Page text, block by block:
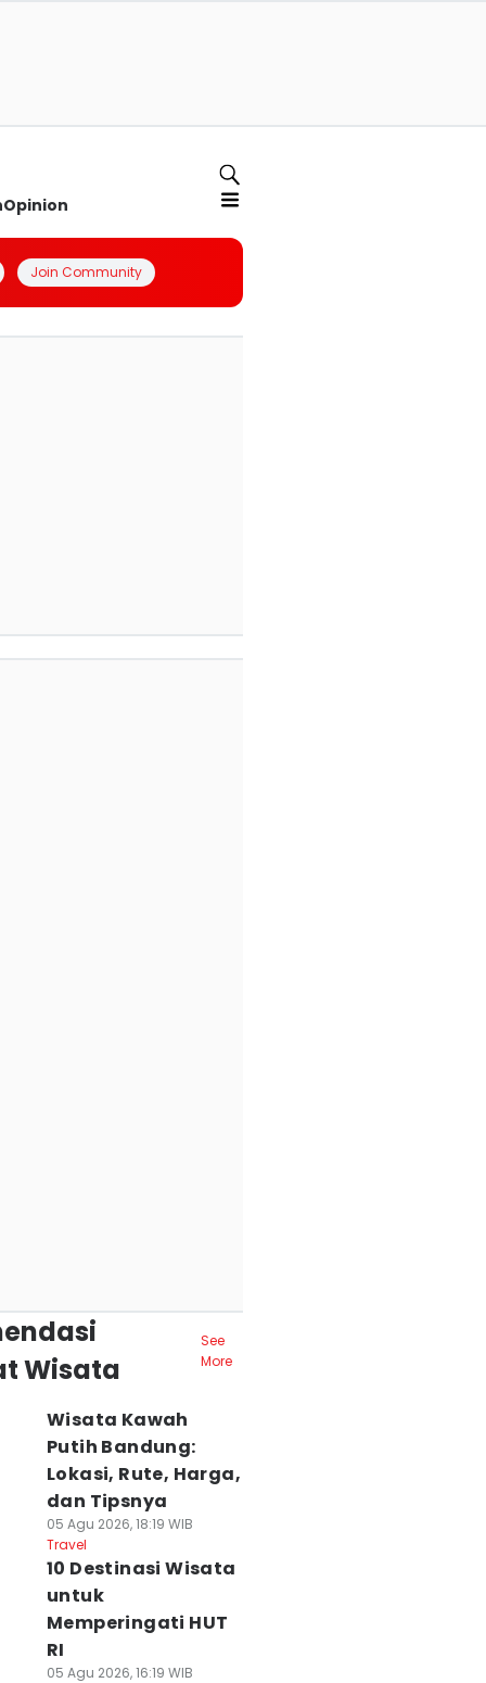
Opinion
Join Community
Wisata
See
More
Wisata Kawah
Putih Bandung:
Lokasi, Rute, Harga,
dan Tipsnya
05 Agu 2026, 18:19 WIB
Travel
10 Destinasi Wisata
untuk
Memperingati HUT
RI
05 Agu 2026, 16:19 WIB